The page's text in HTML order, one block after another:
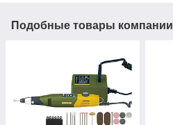
Подобные товары компании